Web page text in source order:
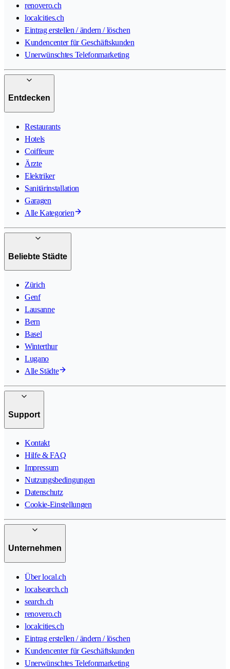
renovero.ch
localcities.ch
Eintrag erstellen / ändern / löschen
Kundencenter für Geschäftskunden
Unerwünschtes Telefonmarketing
Entdecken
Restaurants
Hotels
Coiffeure
Ärzte
Elektriker
Sanitärinstallation
Garagen
Alle Kategorien
Beliebte Städte
Zürich
Genf
Lausanne
Bern
Basel
Winterthur
Lugano
Alle Städte
Support
Kontakt
Hilfe & FAQ
Impressum
Nutzungsbedingungen
Datenschutz
Cookie-Einstellungen
Unternehmen
Über local.ch
localsearch.ch
search.ch
renovero.ch
localcities.ch
Eintrag erstellen / ändern / löschen
Kundencenter für Geschäftskunden
Unerwünschtes Telefonmarketing